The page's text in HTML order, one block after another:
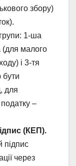
збору)
1-ша
(для малого
і 3-тя
бути
для
–
(КЕП).
підпис
через